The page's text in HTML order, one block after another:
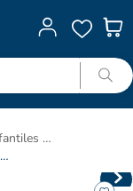
Alimentos Infantiles Y Complementos Nutricionales
Fórmula Infantil Nan 1 Optipro Caja X X2 Unidades Bolsa X 700 Gr Nestle